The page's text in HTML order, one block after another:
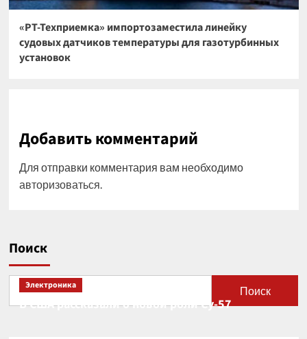
«РТ-Техприемка» импортозаместила линейку
судовых датчиков температуры для газотурбинных
установок
Добавить комментарий
Для отправки комментария вам необходимо
авторизоваться.
Поиск
Поиск
Электроника
В США рассказали о новой роли Су-57